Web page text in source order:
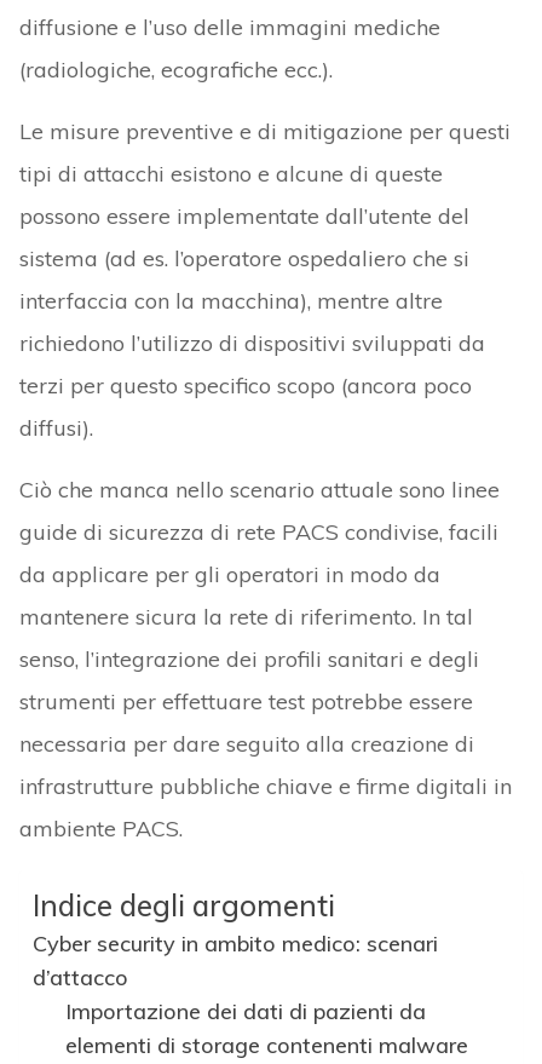
diffusione e l’uso delle immagini mediche
(radiologiche, ecografiche ecc.).
Le misure preventive e di mitigazione per questi
tipi di attacchi esistono e alcune di queste
possono essere implementate dall’utente del
sistema (ad es. l’operatore ospedaliero che si
interfaccia con la macchina), mentre altre
richiedono l’utilizzo di dispositivi sviluppati da
terzi per questo specifico scopo (ancora poco
diffusi).
Ciò che manca nello scenario attuale sono linee
guide di sicurezza di rete PACS condivise, facili
da applicare per gli operatori in modo da
mantenere sicura la rete di riferimento. In tal
senso, l’integrazione dei profili sanitari e degli
strumenti per effettuare test potrebbe essere
necessaria per dare seguito alla creazione di
infrastrutture pubbliche chiave e firme digitali in
ambiente PACS.
Indice degli argomenti
Cyber security in ambito medico: scenari
d’attacco
Importazione dei dati di pazienti da
elementi di storage contenenti malware